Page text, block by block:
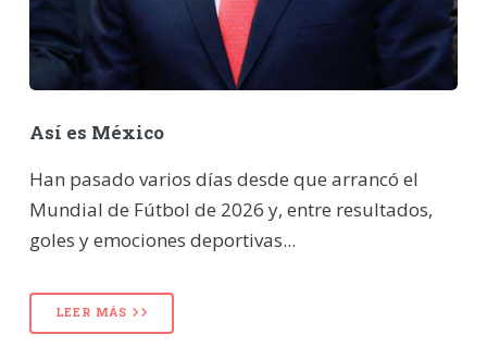
Así es México
Han pasado varios días desde que arrancó el
Mundial de Fútbol de 2026 y, entre resultados,
goles y emociones deportivas...
LEER MÁS